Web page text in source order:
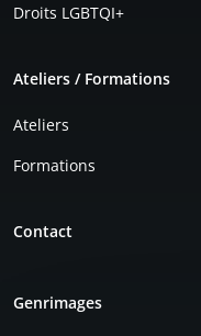
Droits LGBTQI+
Ateliers / Formations
Ateliers
Formations
Contact
Genrimages